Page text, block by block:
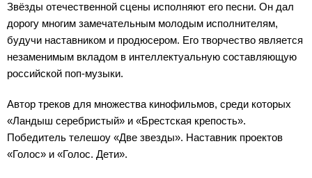
Звёзды отечественной сцены исполняют его песни. Он дал
дорогу многим замечательным молодым исполнителям,
будучи наставником и продюсером. Его творчество является
незаменимым вкладом в интеллектуальную составляющую
российской поп-музыки.
Автор треков для множества кинофильмов, среди которых
«Ландыш серебристый» и «Брестская крепость».
Победитель телешоу «Две звезды». Наставник проектов
«Голос» и «Голос. Дети».